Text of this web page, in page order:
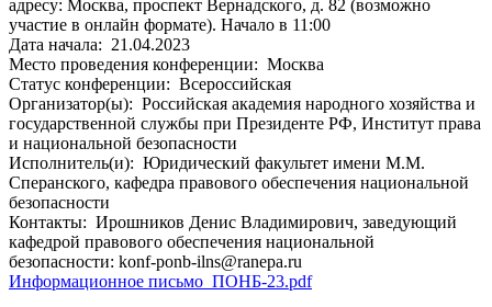
адресу: Москва, проспект Вернадского, д. 82 (возможно
участие в онлайн формате). Начало в 11:00
Дата начала: 21.04.2023
Место проведения конференции: Москва
Статус конференции: Всероссийская
Организатор(ы): Российская академия народного хозяйства и
государственной службы при Президенте РФ, Институт права
и национальной безопасности
Исполнитель(и): Юридический факультет имени М.М.
Сперанского, кафедра правового обеспечения национальной
безопасности
Контакты: Ирошников Денис Владимирович, заведующий
кафедрой правового обеспечения национальной
безопасности: konf-ponb-ilns@ranepa.ru
Информационное письмо_ПОНБ-23.pdf